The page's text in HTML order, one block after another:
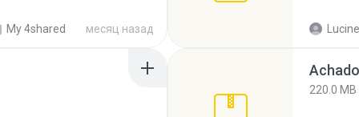
My 4shared месяц назад
220.0 MB